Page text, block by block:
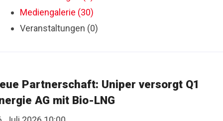
Mediengalerie (30)
Veranstaltungen (0)
Partnerschaft: Uniper versorgt Q1
AG mit Bio-LNG